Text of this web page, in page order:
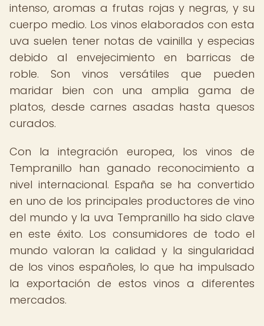
intenso, aromas a frutas rojas y negras, y su
cuerpo medio. Los vinos elaborados con esta
uva suelen tener notas de vainilla y especias
debido al envejecimiento en barricas de
roble. Son vinos versátiles que pueden
maridar bien con una amplia gama de
platos, desde carnes asadas hasta quesos
curados.
Con la integración europea, los vinos de
Tempranillo han ganado reconocimiento a
nivel internacional. España se ha convertido
en uno de los principales productores de vino
del mundo y la uva Tempranillo ha sido clave
en este éxito. Los consumidores de todo el
mundo valoran la calidad y la singularidad
de los vinos españoles, lo que ha impulsado
la exportación de estos vinos a diferentes
mercados.